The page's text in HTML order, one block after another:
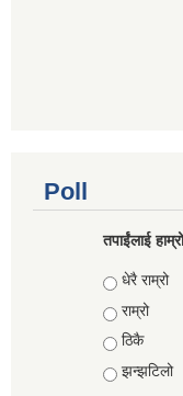
Poll
तपाईंलाई
Choices
धेरै राम्रो
राम्रो
ठिकै
झन्झटिलो